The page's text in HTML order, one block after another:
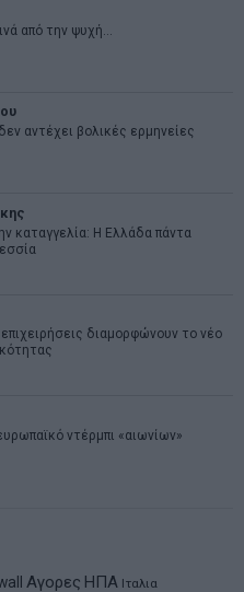
από την ψυχή…
αντέχει βολικές ερμηνείες
καταγγελία: Η Ελλάδα πάντα
διαμορφώνουν το νέο
ντέρμπι «αιωνίων»
Αγορες ΗΠΑ Ιταλια